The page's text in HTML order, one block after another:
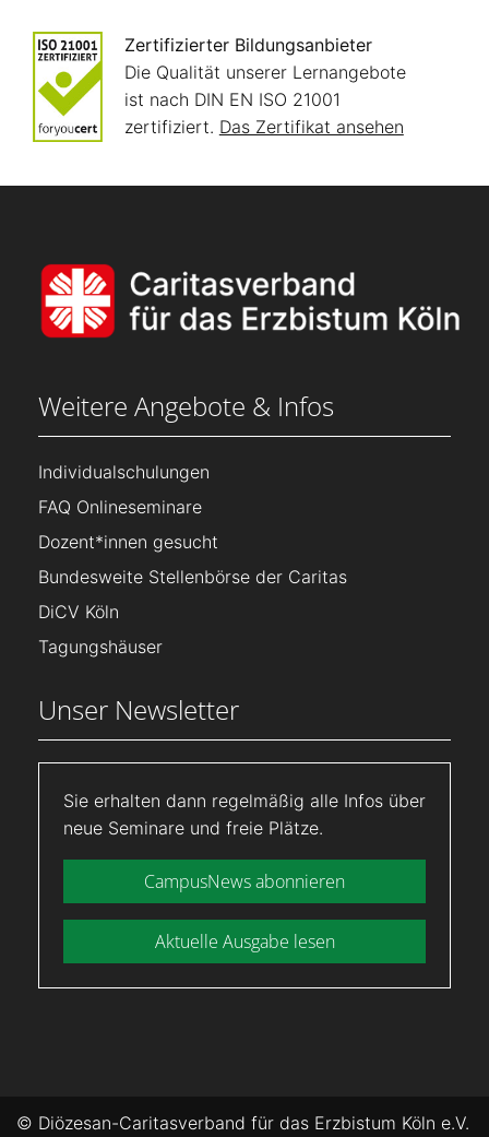
Zertifizierter Bildungsanbieter
Die Qualität unserer Lernangebote
ist nach DIN EN ISO 21001
zertifiziert. Das Zertifikat ansehen
Weitere Angebote & Infos
Individualschulungen
FAQ Onlineseminare
Dozent*innen gesucht
Bundesweite Stellenbörse der Caritas
DiCV Köln
Tagungshäuser
Unser Newsletter
Sie erhalten dann regelmäßig alle Infos über
neue Seminare und freie Plätze.
CampusNews abonnieren
Aktuelle Ausgabe lesen
© Diözesan-Caritasverband für das Erzbistum Köln e.V.